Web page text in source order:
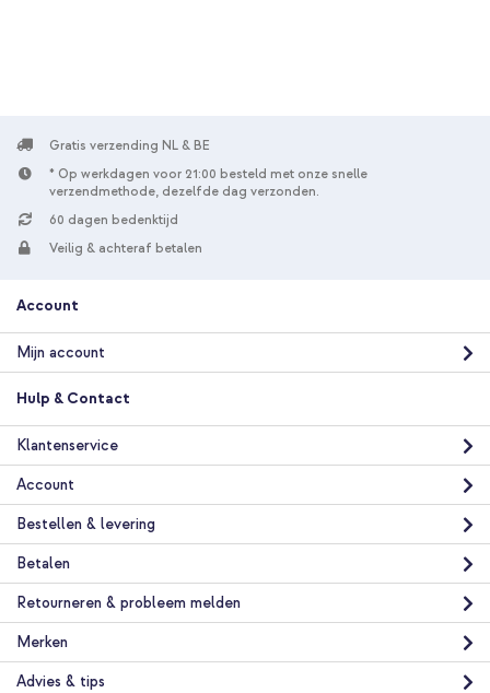
Gratis verzending NL & BE
* Op werkdagen voor 21:00 besteld met onze snelle
verzendmethode, dezelfde dag verzonden.
60 dagen bedenktijd
Veilig & achteraf betalen
Account
Mijn account
Hulp & Contact
Klantenservice
Account
Bestellen & levering
Betalen
Retourneren & probleem melden
Merken
Advies & tips